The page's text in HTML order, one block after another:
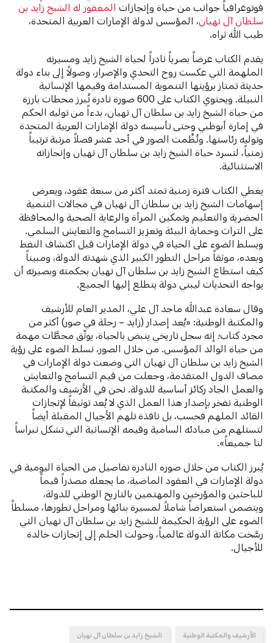
فوتوغرافياً جوانب من حياة وإنجازاتالمغفور له الشيخ زايد بن
سلطان آل نهيان، المؤسس لدولة الإمارات العربية المتحدة،
طيب الله ثراه.
يقدم الكتاب عرضاً بصرياً نادراً لحياة الشيخ زايد ومسيرته
الملهمة التي عكست روح التحدي والإصرار، وصولاً إلى بناء دولة
حديثة تمتاز برؤيتها التنموية المستدامة وقيمها الإنسانية
النبيلة. ويحتوي الكتاب على 600 صورة نادرة تُبرز محطات بارزة
من حياة الشيخ زايد بن سلطان آل نهيان، بدءاً من توليه الحكم
في إمارة أبوظبي وحتى تأسيسه دولة الإمارات العربية المتحدة
وتوليه رئاستها. ونُظِّمت الصور في أحد عشر فصلاً مرتبة ترتيباً
زمنياً، لتسرد حياة الشيخ زايد بن سلطان آل نهيان وإنجازاته
الاستثنائية.
يغطي الكتاب فترة زمنية تمتد أكثر من سبعة عقود، ويعرض
إسهامات الشيخ زايد بن سلطان آل نهيان في مجالات التنمية
الحضرية والتعليم وتمكين المرأة والرعاية الصحية والمحافظة
على التراث وحماية البيئة وتعزيز التسامح والتعايش السلمي.
ويسلط الضوء على الحياة في دولة الإمارات قبل اكتشاف النفط
وبعده، موثقاً مراحل التطور الكبير الذي شهدته الدولة، ومبيناً
كيف استطاع الشيخ زايد بن سلطان آل نهيان بحكمته وبصيرته أن
يواجه التحديات ليبني دولة يتطلع إليها الجميع.
وقال سعادة عبدالله ماجد آل علي، المدير العام للأرشيف
والمكتبة الوطنية: «يُعد إصدار (زايد – رحلة في صور) أكثر من
مجرد كتاب؛ إنه سجل تاريخي ينبض بالحياة، يوثّق محطَّات مهمة
من حياة الوالد المؤسس. من خلال الصور، نسلط الضوء على رؤية
الشيخ زايد بن سلطان آل نهيان التي وضعت دولة الإمارات في
مصاف الدول المتقدمة، وجعلت من قيم التسامح والتعايش
والعمل الجاد ركائز أساسية للدولة. نحن في الأرشيف والمكتبة
الوطنية نفخر بإصدار هذا العمل الذي لا يُعد توثيقاً لإنجازات
القائد الملهم فحسب، بل نافذة تلهم الأجيال المقبلة أيضاً
لتستلهم من مبادئه السامية وقيمه الإنسانية التي تشكل نبراساً
لنا جميعاً».
يُبرز الكتاب من خلال صوره النادرة تفاصيل من الحياة اليومية في
دولة الإمارات في العقود الماضية، ما يجعله مصدراً قيماً
للباحثين والمؤرخين والمهتمين بالتاريخ الوطني للدولة،
ويتضمن استعراضاً شاملاً لمسيرة بنائها ومراحل تطورها، مسلطاً
الضوء على الرؤية الحكيمة للشيخ زايد بن سلطان آل نهيان التي
رسَّخت مكانة الدولة عالمياً، وحولت الحلم إلى إنجازات خالدة
للأجيال.
الأرشيف والمكتبة الوطنية الشيخ زايد بن سلطان آل نهيان